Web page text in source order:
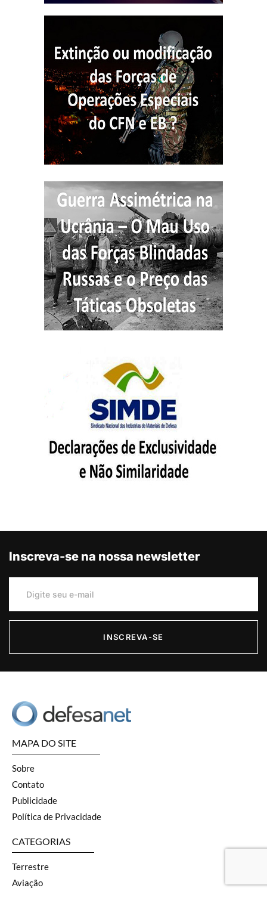
Inscreva-se na nossa newsletter
INSCREVA-SE
MAPA DO SITE
Sobre
Contato
Publicidade
Política de Privacidade
CATEGORIAS
Terrestre
Aviação